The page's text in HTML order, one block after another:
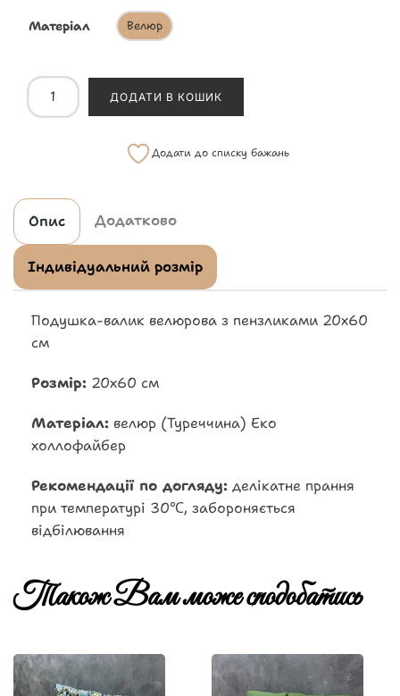
Матеріал Велюр
ДОДАТИ В КОШИК
Додати до списку бажань
Опис Додатково
Індивідуальний розмір
Подушка-валик велюрова з пензликами 20х60
см
Розмір: 20х60 см
Матеріал: велюр (Туреччина) Еко
холлофайбер
Рекомендації по догляду: делікатне прання
при температурі 30℃, забороняється
відбілювання
Також Вам може сподобатись